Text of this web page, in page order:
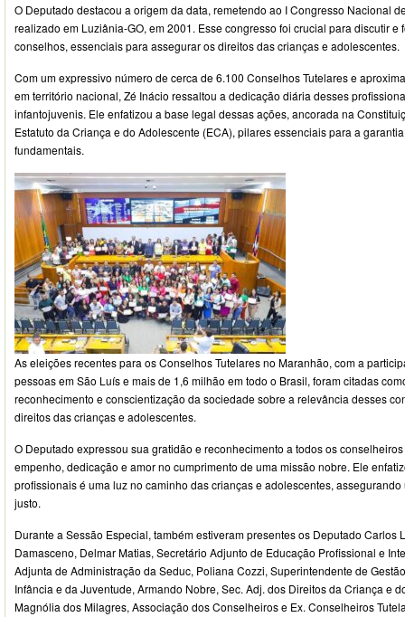
O Deputado destacou a origem da data, remetendo ao I Congresso Nacional
realizado em Luziânia-GO, em 2001. Esse congresso foi crucial para discutir e
conselhos, essenciais para assegurar os direitos das crianças e adolescentes.
Com um expressivo número de cerca de 6.100 Conselhos Tutelares e
em território nacional, Zé Inácio ressaltou a dedicação diária desses
infantojuvenis. Ele enfatizou a base legal dessas ações, ancorada na
Estatuto da Criança e do Adolescente (ECA), pilares essenciais para a
fundamentais.
As eleições recentes para os Conselhos Tutelares no Maranhão, com a
pessoas em São Luís e mais de 1,6 milhão em todo o Brasil, foram citadas
reconhecimento e conscientização da sociedade sobre a relevância desses
direitos das crianças e adolescentes.
O Deputado expressou sua gratidão e reconhecimento a todos os
empenho, dedicação e amor no cumprimento de uma missão nobre. Ele
profissionais é uma luz no caminho das crianças e adolescentes,
justo.
Durante a Sessão Especial, também estiveram presentes os Deputado Carlos
Damasceno, Delmar Matias, Secretário Adjunto de Educação Profissional e
Adjunta de Administração da Seduc, Poliana Cozzi, Superintendente de
Infância e da Juventude, Armando Nobre, Sec. Adj. dos Direitos da Criança e
Magnólia dos Milagres, Associação dos Conselheiros e Ex. Conselheiros